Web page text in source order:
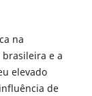
na
e a
elevado
de